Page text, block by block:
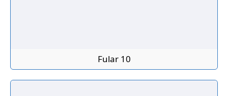
Fular 10